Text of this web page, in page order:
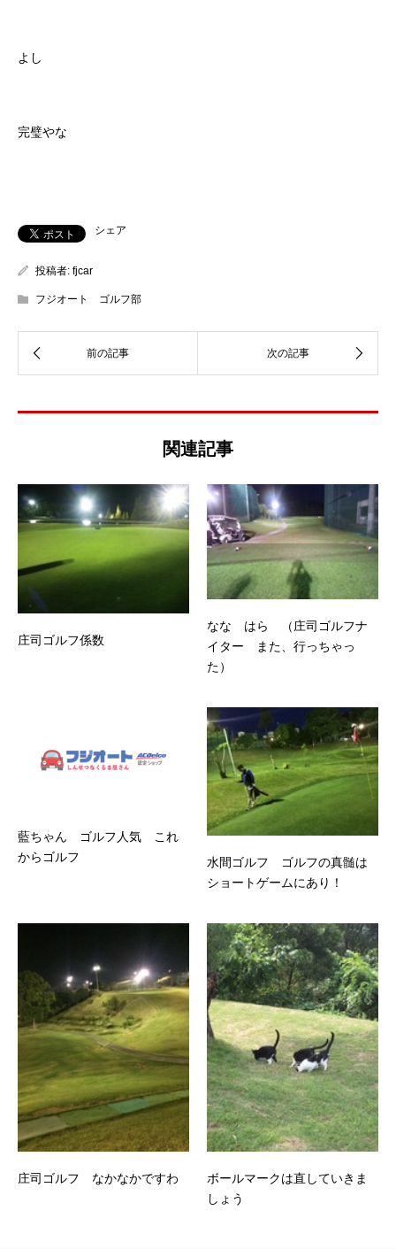
よし
完璧やな
シェア
投稿者: fjcar
フジオート ゴルフ部
関連記事
庄司ゴルフ係数
なな はら （庄司ゴルフナ
イター また、行っちゃっ
た）
藍ちゃん ゴルフ人気 これ
からゴルフ
水間ゴルフ ゴルフの真髄は
ショートゲームにあり！
庄司ゴルフ なかなかですわ
ボールマークは直していきま
しょう